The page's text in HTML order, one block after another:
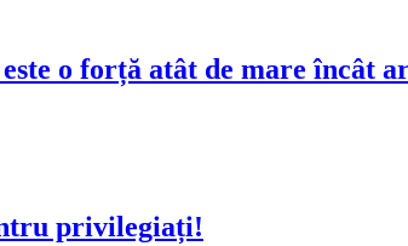
o forță atât de mare încât
privilegiați!